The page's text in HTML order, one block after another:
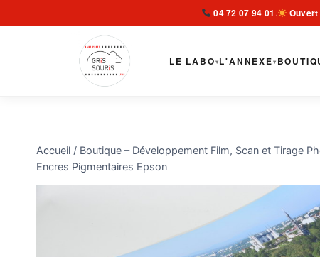
04 72 07 94 01 · Ouvert
LE LABO▾L'ANNEXE▾
au
Accueil / Boutique – Développement Film, Scan et Tirage
Encres Pigmentaires Epson